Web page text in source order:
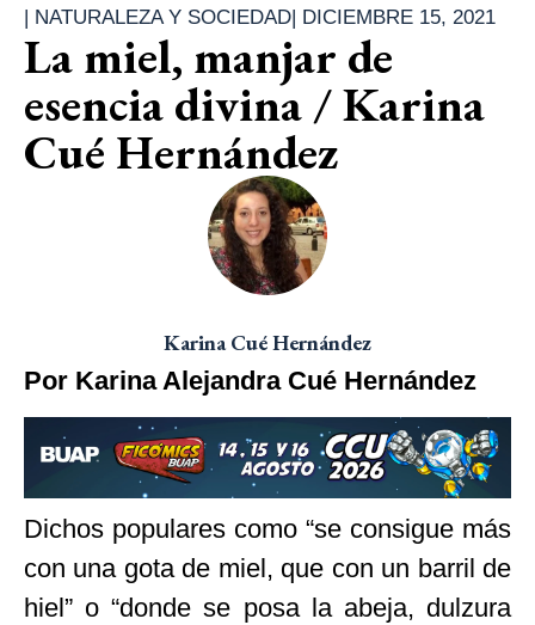
| NATURALEZA Y SOCIEDAD| DICIEMBRE 15, 2021
La miel, manjar de
esencia divina / Karina
Cué Hernández
Karina Cué Hernández
Por Karina Alejandra Cué Hernández
Dichos populares como “se consigue más
con una gota de miel, que con un barril de
hiel” o “donde se posa la abeja, dulzura